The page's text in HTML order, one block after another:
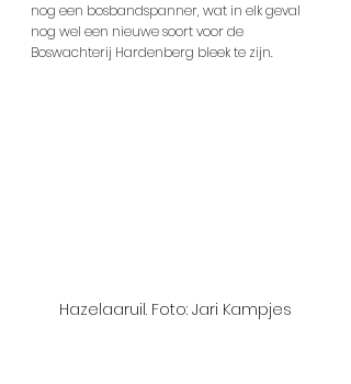
nog een bosbandspanner, wat in elk geval
nog wel een nieuwe soort voor de
Boswachterij Hardenberg bleek te zijn.
Hazelaaruil. Foto: Jari Kampjes